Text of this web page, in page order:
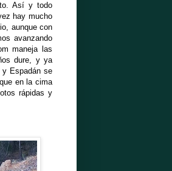
Así y todo
hay mucho
aunque con
avanzando
maneja las
dure, y ya
y Espadán se
en la cima
rápidas y